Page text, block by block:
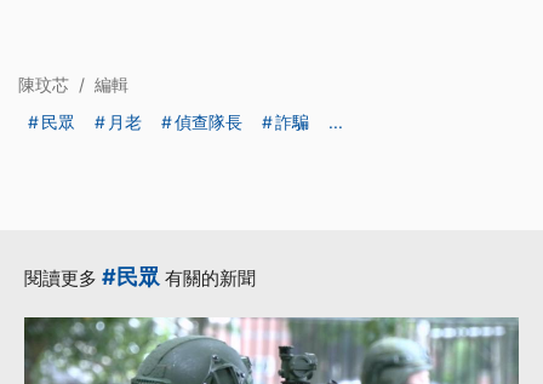
陳玟芯 / 編輯
民眾
月老 偵查隊長 詐騙 ...
閱讀更多 #民眾 有關的新聞